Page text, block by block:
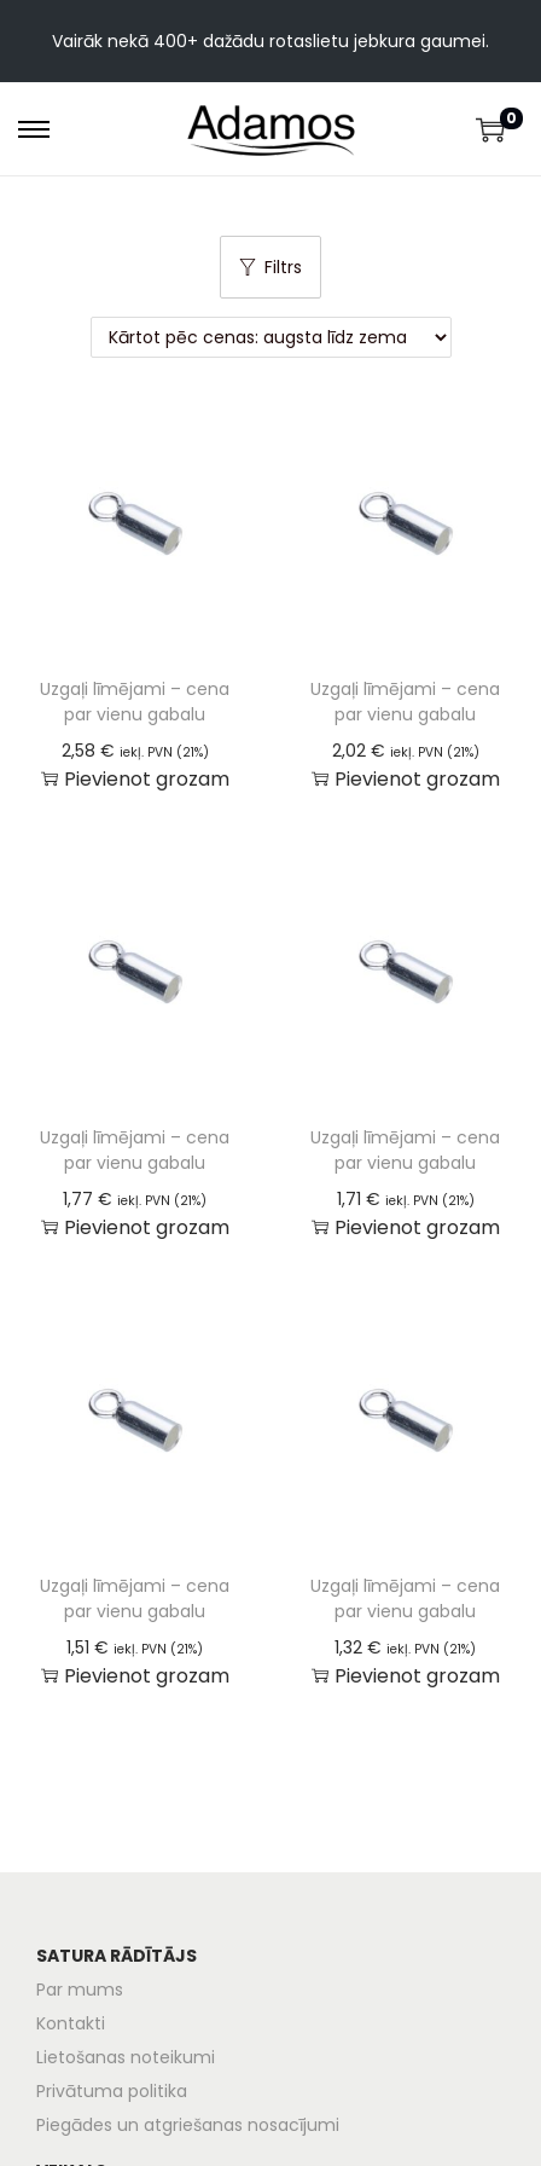
Vairāk nekā 400+ dažādu rotaslietu jebkura gaumei.
0
Filtrs
Uzgaļi līmējami – cena
par vienu gabalu
2,58 € iekļ. PVN (21%)
Pievienot grozam
Uzgaļi līmējami – cena
par vienu gabalu
2,02 € iekļ. PVN (21%)
Pievienot grozam
Uzgaļi līmējami – cena
par vienu gabalu
1,77€ iekļ. PVN (21%)
Pievienot grozam
Uzgaļi līmējami – cena
par vienu gabalu
1,71 € iekļ. PVN (21%)
Pievienot grozam
Uzgaļi līmējami – cena
par vienu gabalu
1,51€ iekļ. PVN (21%)
Pievienot grozam
Uzgaļi līmējami – cena
par vienu gabalu
1,32€ iekļ. PVN (21%)
Pievienot grozam
SATURA RĀDĪTĀJS
Par mums
Kontakti
Lietošanas noteikumi
Privātuma politika
Piegādes un atgriešanas nosacījumi